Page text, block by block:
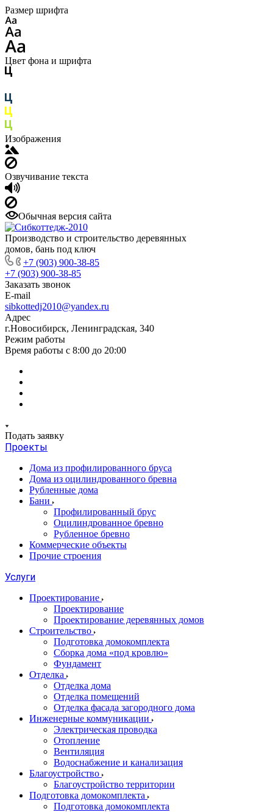
Размер шрифта
Цвет фона и шрифта
Изображения
Озвучивание текста
Обычная версия сайта
Производство и строительство деревянных
домов, бань под ключ
+7 (903) 900-38-85
+7 (903) 900-38-85
Заказать звонок
E-mail
sibkottedj2010@yandex.ru
Адрес
г.Новосибирск, Ленинградская, 340
Режим работы
Время работы с 8:00 до 20:00
Подать заявку
Проекты
Дома из профилированного бруса
Дома из оцилиндрованного бревна
Рубленные дома
Бани
Профилированный брус
Оцилиндрованное бревно
Рубленное бревно
Коммерческие объекты
Прочие строения
Услуги
Проектирование
Проектирование
Проектирование деревянных домов
Строительство
Подготовка домокомплекта
Сборка дома «под кровлю»
Фундамент
Отделка
Отделка дома
Отделка помещений
Отделка фасада загородного дома
Инженерные коммуникации
Электрическая проводка
Отопление
Вентиляция
Водоснабжение и канализация
Благоустройство
Благоустройство территории
Подготовка домокомплекта
Подготовка домокомплекта